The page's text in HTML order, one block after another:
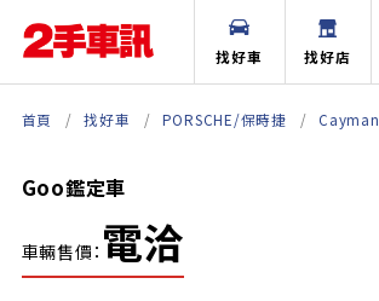
找好車 找好店
首頁 找好車 PORSCHE/保時捷 Cayman
Goo鑑定車
車輛售價： 電洽